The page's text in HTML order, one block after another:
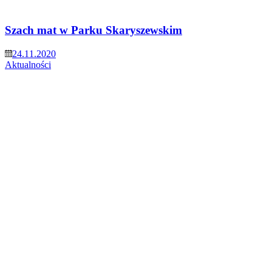
Szach mat w Parku Skaryszewskim
24.11.2020
Aktualności